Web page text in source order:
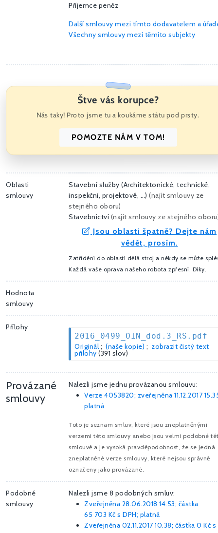
Příjemce peněz
Další smlouvy mezi tímto dodavatelem a
Všechny smlouvy mezi těmito subjekty
Štve vás korupce?
Nás taky! Proto jsme tu a koukáme státu pod prsty.
POMOZTE NÁM V TOM!
Oblasti
smlouvy
Stavební služby (Architektonické, technické,
inspekční, projektové, …) (najít smlouvy ze
stejného oboru)
Stavebnictví (najít smlouvy ze stejného oboru
Jsou oblasti špatně? Dejte nám
vědět, prosím.
Zatřídění do oblastí dělá stroj a někdy se může
Každá vaše oprava našeho robota zpřesní. Díky.
Hodnota
smlouvy
Přílohy
2016_0499_OIN_dod.3_RS.pdf
Originál ; (naše kopie) ; zobrazit čistý text
přílohy (391 slov)
Provázané
smlouvy
Nalezli jsme jednu provázanou smlouvu:
Verze 4053820; zveřejněna 11.12.2017
platná
Toto je seznam smluv, které jsou zneplatněnými
verzemi této smlouvy anebo jsou velmi podobné
smlouvě a je vysoká pravděpodobnost, že se jedná
zneplatněné verze smlouvy, které nejsou správně
označeny jako provázané.
Podobné
smlouvy
Nalezli jsme 8 podobných smluv:
Zveřejněna 28.06.2018 14.53; částka
65 703 Kč s DPH; platná
Zveřejněna 02.11.2017 10.38; částka 0 Kč s